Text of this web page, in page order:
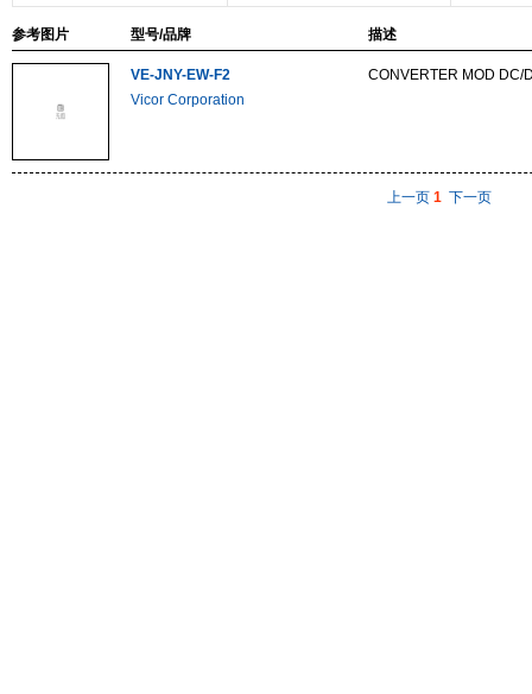
参考图片 型号/品牌 描述
VE-JNY-EW-F2
Vicor Corporation
CONVERTER MOD DC/
上一页 1 下一页